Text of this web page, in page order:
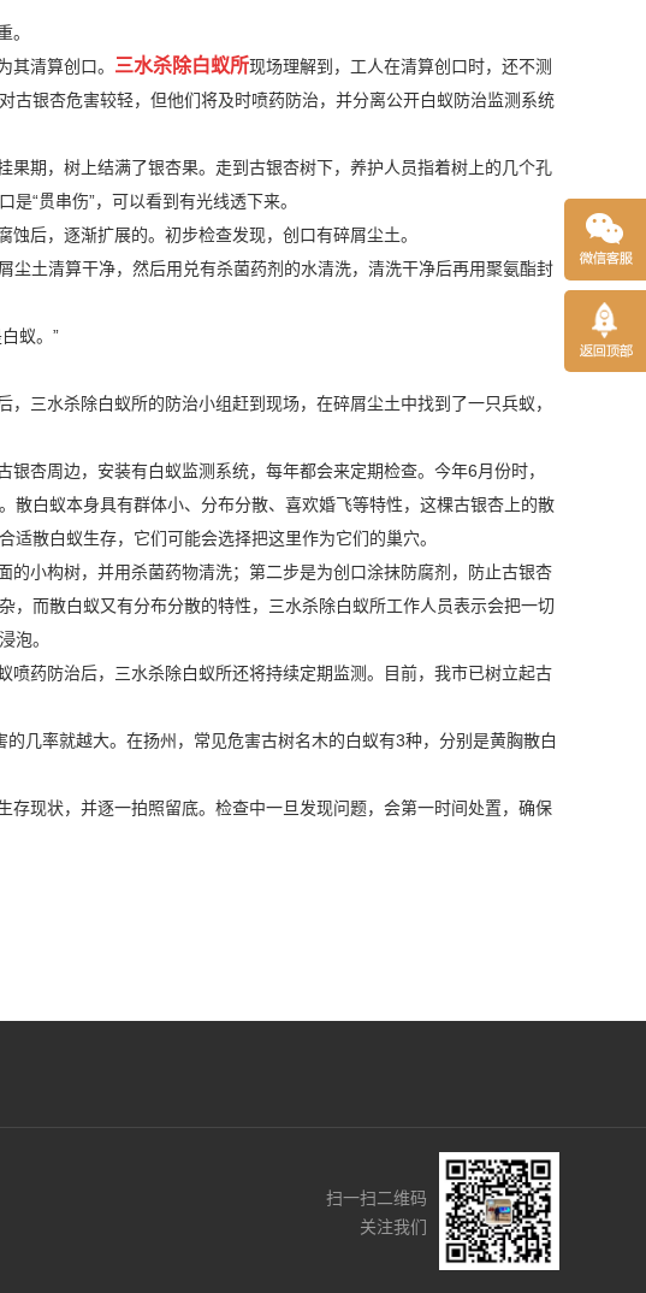
。
清算创口。 三水杀除白蚁所现场理解到，工人在清算创口时，还不测
古银杏危害较轻，但他们将及时喷药防治，并分离公开白蚁防治监测系统
期，树上结满了银杏果。走到古银杏树下，养护人员指着树上的几个孔
是“贯串伤”，可以看到有光线透下来。
后，逐渐扩展的。初步检查发现，创口有碎屑尘土。
尘土清算干净，然后用兑有杀菌药剂的水清洗，清洗干净后再用聚氨酯封
蚁。”
三水杀除白蚁所的防治小组赶到现场，在碎屑尘土中找到了一只兵蚁，
杏周边，安装有白蚁监测系统，每年都会来定期检查。今年6月份时，
白蚁本身具有群体小、分布分散、喜欢婚飞等特性，这棵古银杏上的散
散白蚁生存，它们可能会选择把这里作为它们的巢穴。
小构树，并用杀菌药物清洗；第二步是为创口涂抹防腐剂 ，防止古银杏
，而散白蚁又有分布分散的特性，三水杀除白蚁所工作人员表示会把一切
泡。
喷药防治后，三水杀除白蚁所还将持续定期监测。目前，我市已树立起古
几率就越大。在扬州，常见危害古树名木的白蚁有3种，分别是黄胸散白
现状，并逐一拍照留底。检查中一旦发现问题，会第一时间处置，确保
扫一扫二维码
关注我们